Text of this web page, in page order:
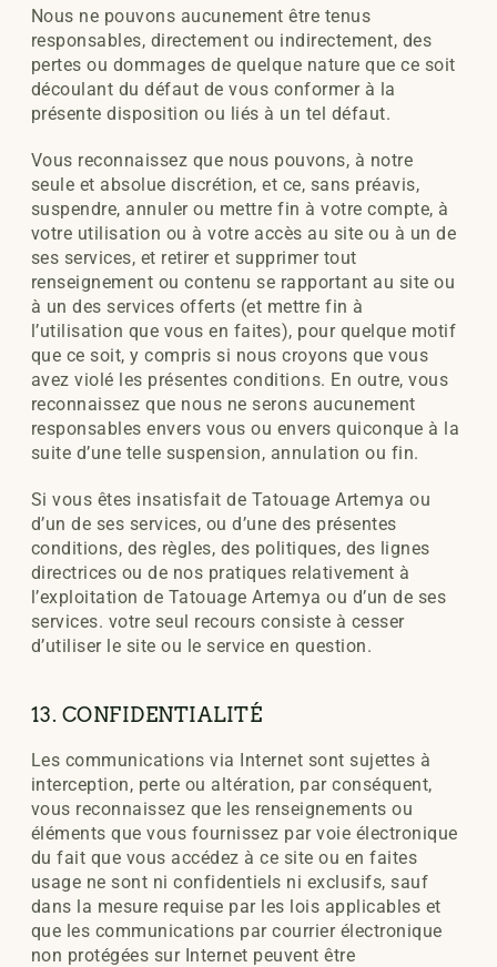
Nous ne pouvons aucunement être tenus
responsables, directement ou indirectement, des
pertes ou dommages de quelque nature que ce soit
découlant du défaut de vous conformer à la
présente disposition ou liés à un tel défaut.
Vous reconnaissez que nous pouvons, à notre
seule et absolue discrétion, et ce, sans préavis,
suspendre, annuler ou mettre fin à votre compte, à
votre utilisation ou à votre accès au site ou à un de
ses services, et retirer et supprimer tout
renseignement ou contenu se rapportant au site ou
à un des services offerts (et mettre fin à
l’utilisation que vous en faites), pour quelque motif
que ce soit, y compris si nous croyons que vous
avez violé les présentes conditions. En outre, vous
reconnaissez que nous ne serons aucunement
responsables envers vous ou envers quiconque à la
suite d’une telle suspension, annulation ou fin.
Si vous êtes insatisfait de Tatouage Artemya ou
d’un de ses services, ou d’une des présentes
conditions, des règles, des politiques, des lignes
directrices ou de nos pratiques relativement à
l’exploitation de Tatouage Artemya ou d’un de ses
services. votre seul recours consiste à cesser
d’utiliser le site ou le serviceen question.
13. CONFIDENTIALITÉ
Les communications via Internet sont sujettes à
interception, perte ou altération, par conséquent,
vous reconnaissez que les renseignements ou
éléments que vous fournissez par voie électronique
du fait que vous accédez à ce site ou en faites
usage ne sont ni confidentiels ni exclusifs, sauf
dans la mesure requise par les lois applicables et
que les communications par courrier électronique
non protégées sur Internet peuvent être